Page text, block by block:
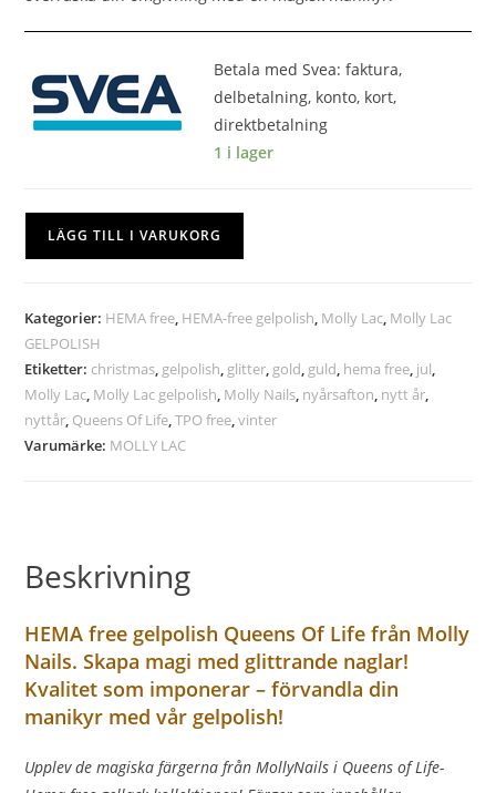
Betala med Svea: faktura,
delbetalning, konto, kort,
direktbetalning
1 i lager
LÄGG TILL I VARUKORG
Kategorier: HEMA free, HEMA-free gelpolish, Molly Lac, Molly Lac
GELPOLISH
Etiketter: christmas, gelpolish, glitter, gold, guld, hema free, jul,
Molly Lac, Molly Lac gelpolish, Molly Nails, nyårsafton, nytt år,
nyttår, Queens Of Life,TPO free,vinter
Varumärke: MOLLY LAC
Beskrivning
HEMA free gelpolish Queens Of Life från Molly
Nails.Skapa magi med glittrande naglar!
Kvalitet som imponerar – förvandla din
manikyr med vår gelpolish!
Upplev de magiska färgerna från MollyNails i Queens of Life-